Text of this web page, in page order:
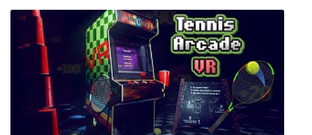
Neon Tail